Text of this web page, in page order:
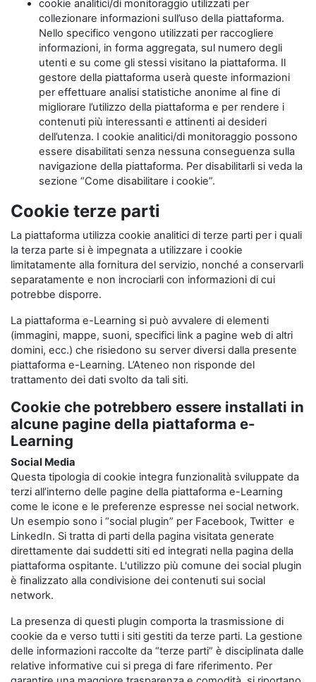
cookie analitici/di monitoraggio utilizzati per
collezionare informazioni sull’uso della piattaforma.
Nello specifico vengono utilizzati per raccogliere
informazioni, in forma aggregata, sul numero degli
utenti e su come gli stessi visitano la piattaforma. Il
gestore della piattaforma userà queste informazioni
per effettuare analisi statistiche anonime al fine di
migliorare l’utilizzo della piattaforma e per rendere i
contenuti più interessanti e attinenti ai desideri
dell’utenza. I cookie analitici/di monitoraggio possono
essere disabilitati senza nessuna conseguenza sulla
navigazione della piattaforma. Per disabilitarli si veda la
sezione “Come disabilitare i cookie”.
Cookie terze parti
La piattaforma utilizza cookie analitici di terze parti per i quali
la terza parte si è impegnata a utilizzare i cookie
limitatamente alla fornitura del servizio, nonché a conservarli
separatamente e non incrociarli con informazioni di cui
potrebbe disporre.
La piattaforma e-Learning si può avvalere di elementi
(immagini, mappe, suoni, specifici link a pagine web di altri
domini, ecc.) che risiedono su server diversi dalla presente
piattaforma e-Learning. L’Ateneo non risponde del
trattamento dei dati svolto da tali siti.
Cookie che potrebbero essere installati in
alcune pagine della piattaforma e-
Learning
Social Media
Questa tipologia di cookie integra funzionalità sviluppate da
terzi all’interno delle pagine della piattaforma e-Learning
come le icone e le preferenze espresse nei social network.
Un esempio sono i “social plugin” per Facebook, Twitter e
LinkedIn. Si tratta di parti della pagina visitata generate
direttamente dai suddetti siti ed integrati nella pagina della
piattaforma ospitante. L'utilizzo più comune dei social plugin
è finalizzato alla condivisione dei contenuti sui social
network.
La presenza di questi plugin comporta la trasmissione di
cookie da e verso tutti i siti gestiti da terze parti. La gestione
delle informazioni raccolte da “terze parti” è disciplinata dalle
relative informative cui si prega di fare riferimento. Per